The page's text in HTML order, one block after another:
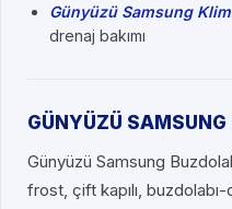
Günyüzü Samsung
drenaj bakımı
GÜNYÜZÜ
Günyüzü Samsung
frost, çift kapılı,